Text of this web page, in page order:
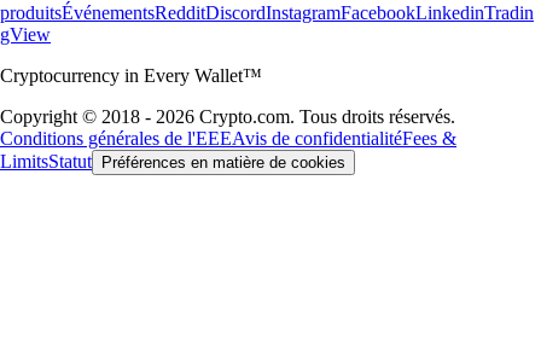
produitsÉvénementsRedditDiscordInstagramFacebookLinkedinTradin
gView
Cryptocurrency in Every Wallet™
Copyright © 2018 - 2026 Crypto.com. Tous droits réservés.
Conditions générales de l'EEEAvis de confidentialitéFees &
LimitsStatut Préférences en matière de cookies